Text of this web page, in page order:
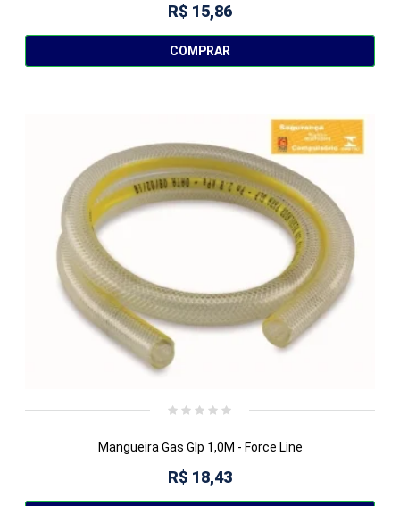
R$ 15,86
COMPRAR
Mangueira Gas Glp 1,0M - Force Line
R$ 18,43